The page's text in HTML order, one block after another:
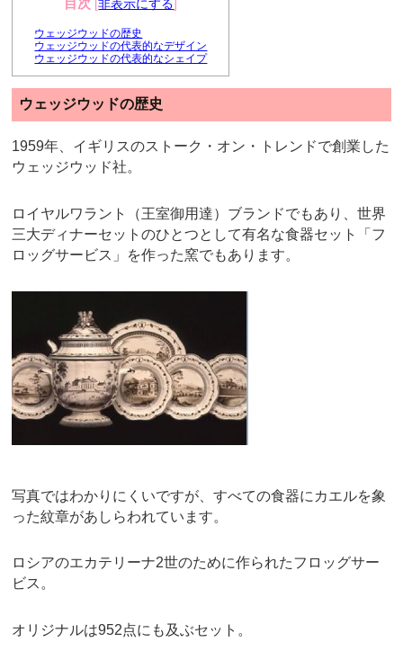
目次 [非表示にする]
ウェッジウッドの歴史
ウェッジウッドの代表的なデザイン
ウェッジウッドの代表的なシェイプ
ウェッジウッドの歴史
1959年、イギリスのストーク・オン・トレンドで創業した
ウェッジウッド社。
ロイヤルワラント（王室御用達）ブランドでもあり、世界
三大ディナーセットのひとつとして有名な食器セット「フ
ロッグサービス」を作った窯でもあります。
写真ではわかりにくいですが、すべての食器にカエルを象
った紋章があしらわれています。
ロシアのエカテリーナ2世のために作られたフロッグサー
ビス。
オリジナルは952点にも及ぶセット。